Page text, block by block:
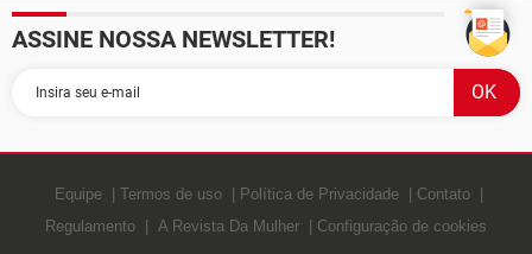
ASSINE NOSSA NEWSLETTER!
Equipe Termos de uso Política de Privacidade
Contato
Regulamento
A Revista Da Mulher Configuração de cookies